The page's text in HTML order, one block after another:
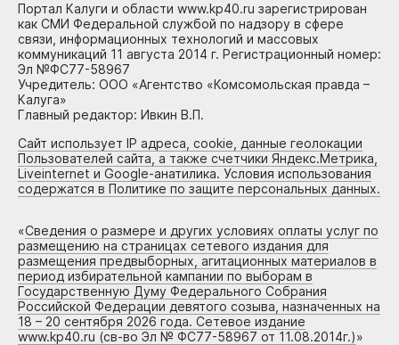
Портал Калуги и области www.kp40.ru зарегистрирован
как СМИ Федеральной службой по надзору в сфере
связи, информационных технологий и массовых
коммуникаций 11 августа 2014 г. Регистрационный номер:
Эл №ФС77-58967
Учредитель: ООО «Агентство «Комсомольская правда –
Калуга»
Главный редактор: Ивкин В.П.
Сайт использует IP адреса, cookie, данные геолокации
Пользователей сайта, а также счетчики Яндекс.Метрика,
Liveinternet и Google-анатилика. Условия использования
содержатся в Политике по защите персональных данных.
«Сведения о размере и других условиях оплаты услуг по
размещению на страницах сетевого издания для
размещения предвыборных, агитационных материалов в
период избирательной кампании по выборам в
Государственную Думу Федерального Собрания
Российской Федерации девятого созыва, назначенных на
18 – 20 сентября 2026 года. Сетевое издание
www.kp40.ru (св-во Эл № ФС77-58967 от 11.08.2014г.)»